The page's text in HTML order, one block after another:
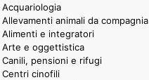
Acquariologia
Allevamenti animali da compagnia
Alimenti e integratori
Arte e oggettistica
Canili, pensioni e rifugi
Centri cinofili